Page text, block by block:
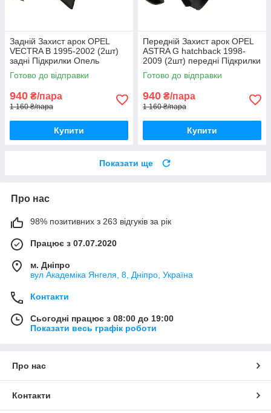
Задній Захист арок OPEL
VECTRA B 1995-2002 (2шт)
задні Підкрилки Опель
Вектра Б пара задніх
Готово до відправки
940 ₴/пара
1 160 ₴/пара
Купити
Передній Захист арок OPEL
ASTRA G hatchback 1998-
2009 (2шт) передні Підкрилки
Опель Астра Джі хетчбек
пара передніх
Готово до відправки
940 ₴/пара
1 160 ₴/пара
Купити
Показати ще
Про нас
98% позитивних з 263 відгуків за рік
Працює з 07.07.2020
м. Дніпро
вул Академіка Янгеля, 8, Дніпро, Україна
Контакти
Сьогодні працює з 08:00 до 19:00
Показати весь графік роботи
Про нас
Контакти